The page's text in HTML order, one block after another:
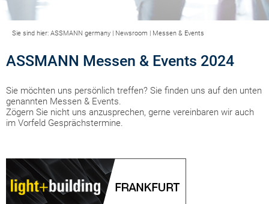
Sie sind hier: ASSMANN germany | Newsroom | Messen & Events
ASSMANN Messen & Events 2024
Sie möchten uns persönlich treffen? Sie finden uns auf den unten
genannten Messen & Events.
Zögern Sie nicht uns anzusprechen, gerne vereinbaren wir auch
im Vorfeld Gesprächstermine.